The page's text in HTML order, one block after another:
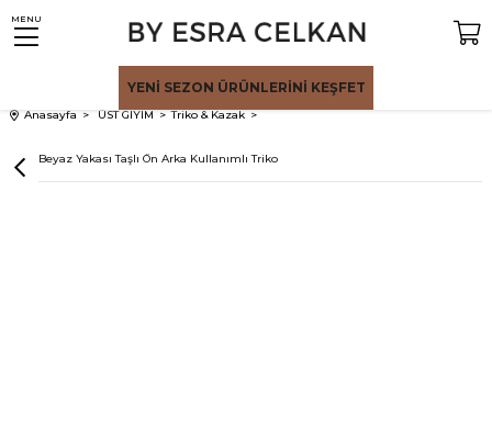
MENU
YENİ SEZON ÜRÜNLERİNİ KEŞFET
Anasayfa ÜST GİYİM Triko & Kazak
Kırık Beyaz Yakası Taşlı Ön Arka Kullanımlı Triko